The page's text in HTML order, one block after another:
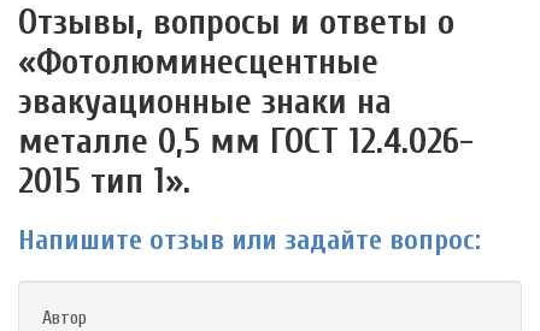
Отзывы, вопросы и ответы о
«Фотолюминесцентные
эвакуационные знаки на
металле 0,5 мм ГОСТ 12.4.026-
2015 тип 1».
Напишите отзыв или задайте вопрос:
Автор